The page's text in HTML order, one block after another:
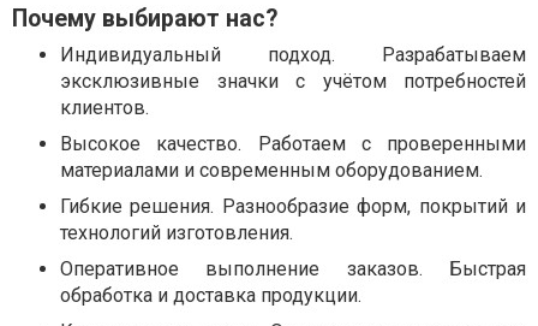
Почему выбирают нас?
Индивидуальный подход. Разрабатываем
эксклюзивные значки с учётом потребностей
клиентов.
Высокое качество. Работаем с проверенными
материалами и современным оборудованием.
Гибкие решения. Разнообразие форм, покрытий и
технологий изготовления.
Оперативное выполнение заказов. Быстрая
обработка и доставка продукции.